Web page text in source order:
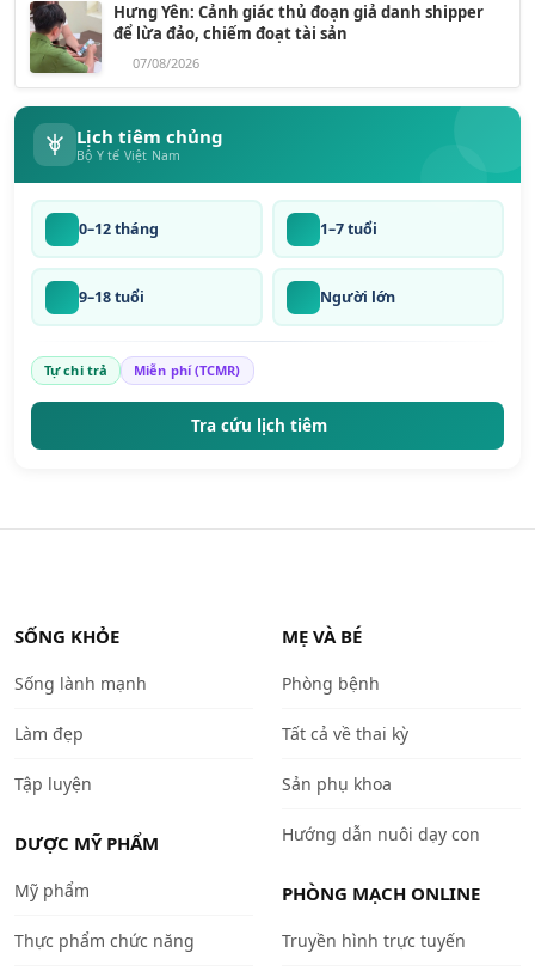
Hưng Yên: Cảnh giác thủ đoạn giả danh shipper
để lừa đảo, chiếm đoạt tài sản
07/08/2026
Lịch tiêm chủng
Bộ Y tế Việt Nam
0–12 tháng 1–7 tuổi
9–18 tuổi Người lớn
Tự chi trả Miễn phí (TCMR)
Tra cứu lịch tiêm
SỐNG KHỎE
Sống lành mạnh
Làm đẹp
Tập luyện
DƯỢC MỸ PHẨM
Mỹ phẩm
Thực phẩm chức năng
MẸ VÀ BÉ
Phòng bệnh
Tất cả về thai kỳ
Sản phụ khoa
Hướng dẫn nuôi dạy con
PHÒNG MẠCH ONLINE
Truyền hình trực tuyến